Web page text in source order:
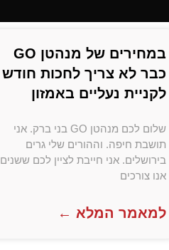
במחירים של מנהטן GO
כבר לא צריך לחכות חודש
לקניית נעליים באמזון
שלום לכם מנהטן GO בני ברק. אני
תושבת חיפה. וההורים שלי גרים
בירושלים. אני חייבת לציין לכם ששנים
אנו צורכים
למאמר המלא ←